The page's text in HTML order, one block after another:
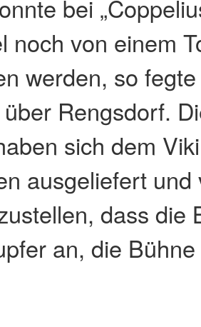
bei
noch von einem
werden, so
Rengsdorf.
sich dem
ausgeliefert
dass die
an, die